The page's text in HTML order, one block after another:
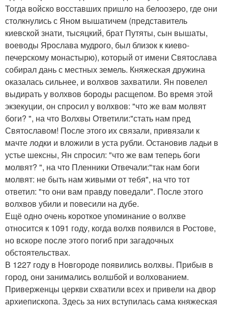
Тогда войско восставших пришло на белоозеро, где они
столкнулись с Яном вышатичем (представитель
киевской знати, тысяцкий, брат Путяты, сын вышаты,
воеводы Ярослава мудрого, был близок к киево-
печерскому монастырю), который от имени Святослава
собирал дань с местных земель. Княжеская дружина
оказалась сильнее, и волхвов захватили. Ян повелел
выдирать у волхвов бороды расщепом. Во время этой
экзекуции, он спросил у волхвов: "что же вам молвят
боги? ", на что Волхвы Ответили:"стать нам пред
Святославом! После этого их связали, привязали к
мачте лодки и вложили в уста рубли. Остановив ладьи в
устье шексны, Ян спросил: "что же вам теперь боги
молвят? ", на что Пленники Отвечали:"так нам боги
молвят: не быть нам живыми от тебя", на что тот
ответил: "то они вам правду поведали". После этого
волхвов убили и повесили на дубе.
Ещё одно очень короткое упоминание о волхве
относится к 1091 году, когда волхв появился в Ростове,
но вскоре после этого погиб при загадочных
обстоятельствах.
В 1227 году в Новгороде появились волхвы. Прибыв в
город, они занимались волшбой и волхованием.
Приверженцы церкви схватили всех и привели на двор
архиепископа. Здесь за них вступилась сама княжеская